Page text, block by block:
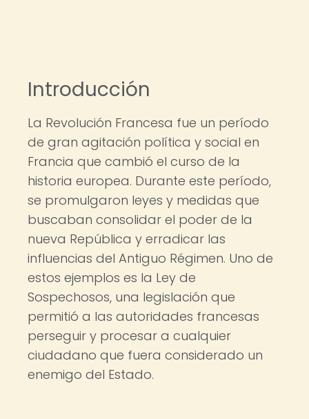
Introducción
La Revolución Francesa fue un período
de gran agitación política y social en
Francia que cambió el curso de la
historia europea. Durante este período,
se promulgaron leyes y medidas que
buscaban consolidar el poder de la
nueva República y erradicar las
influencias del Antiguo Régimen. Uno de
estos ejemplos es la Ley de
Sospechosos, una legislación que
permitió a las autoridades francesas
perseguir y procesar a cualquier
ciudadano que fuera considerado un
enemigo del Estado.